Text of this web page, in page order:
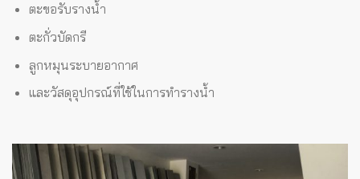
ตะขอรับรางน้ำ
ตะกั่วบัดกรี
ลูกหมุนระบายอากาศ
และวัสดุอุปกรณ์ที่ใช้ในการทำรางน้ำ